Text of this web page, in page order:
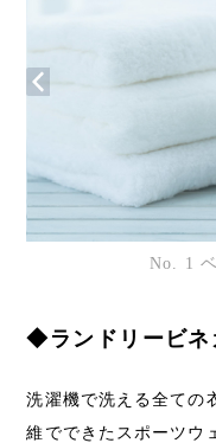
No. 1
◆ランドリービネ
洗濯機で洗える全ての
維でできたスポーツウ